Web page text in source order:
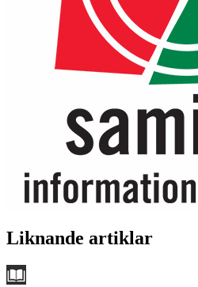
Liknande artiklar